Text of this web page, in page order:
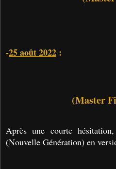
-25 août 2022 :
(Master
Après une courte
(Nouvelle Génération) en